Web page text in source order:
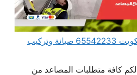
صيانة مصاعد في الكويت 65542233 صيانة وتركيب
كافة متطلبات المصاعد من